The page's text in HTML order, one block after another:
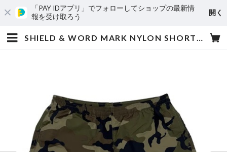
「PAY IDアプリ」でフォローしてショップの最新情
報を受け取ろう
開く
SHIELD & WORD MARK NYLON SHORTS - CAMO | SAMURAI OUTDOOR